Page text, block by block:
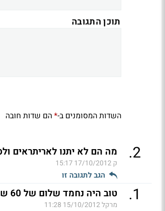
תוכן התגובה
השדות המסומנים ב-*הם שדות חובה
2
. מה הם לא יתנו לאריתראים
ק17/10/2012 15:17
הגב לתגובה זו
1
. טוב היה נחמד שלום של 60 שנה
מרקל15/10/2012 11:28